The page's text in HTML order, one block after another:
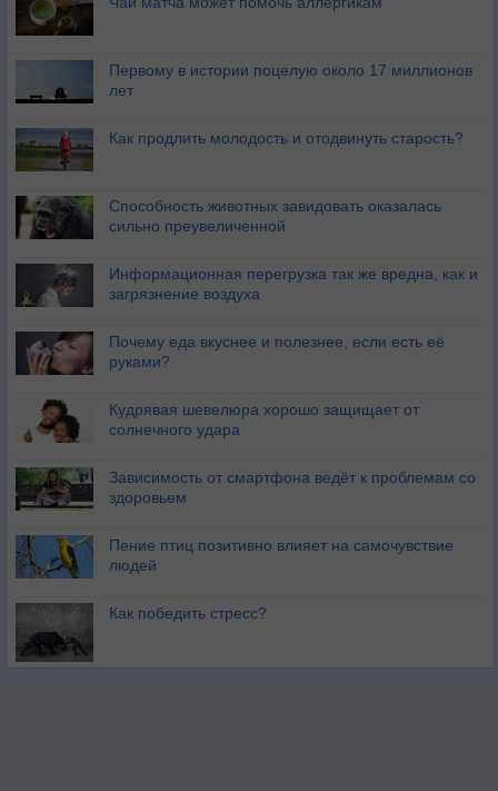
Первому в истории поцелую около 17 миллионов
лет
Как продлить молодость и отодвинуть старость?
Способность животных завидовать оказалась
сильно преувеличенной
Информационная перегрузка так же вредна, как и
загрязнение воздуха
Почему еда вкуснее и полезнее, если есть её
руками?
Кудрявая шевелюра хорошо защищает от
солнечного удара
Зависимость от смартфона ведёт к проблемам со
здоровьем
Пение птиц позитивно влияет на самочувствие
людей
Как победить стресс?